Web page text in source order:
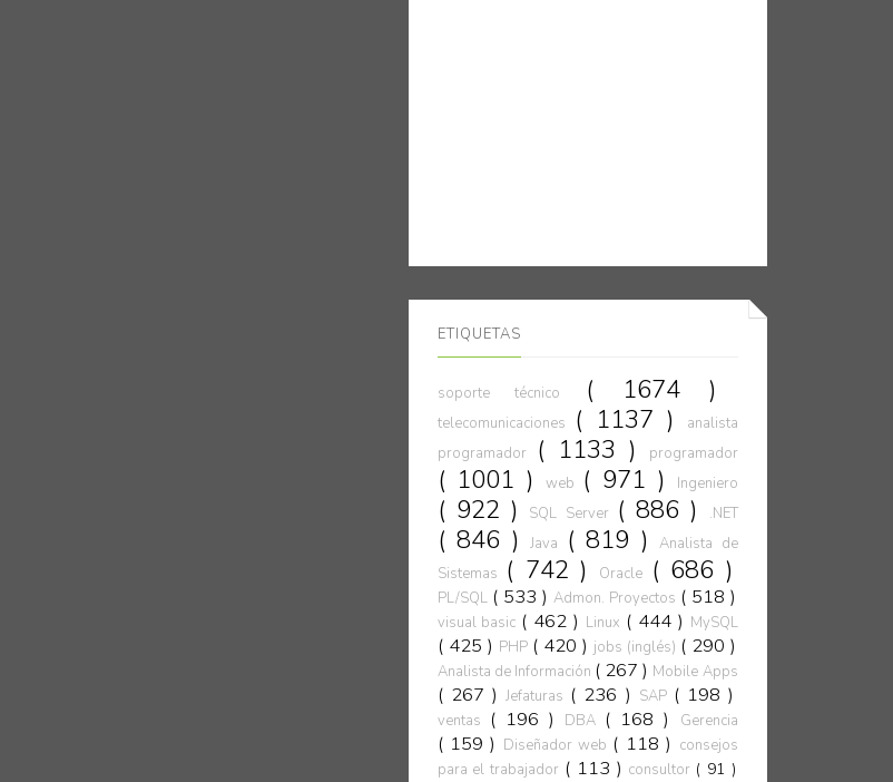
ETIQUETAS
soporte técnico ( 1674 )
telecomunicaciones ( 1137 )
analista
programador
( 1133 ) programador
( 1001 ) web ( 971 ) Ingeniero
( 922 ) SQL Server ( 886 ) .NET
( 846 ) Java ( 819 )
Analista de
Sistemas ( 742 ) Oracle ( 686 )
PL/SQL ( 533 ) Admon. Proyectos ( 518 )
visual basic ( 462 ) Linux ( 444 ) MySQL
( 425 ) PHP ( 420 ) jobs (inglés) ( 290 )
Analista de Información ( 267 ) Mobile Apps
( 267 )Jefaturas ( 236 ) SAP ( 198 )
ventas ( 196 ) DBA ( 168 ) Gerencia
( 159 ) Diseñador web ( 118 ) consejos
para el trabajador ( 113 ) consultor ( 91 )